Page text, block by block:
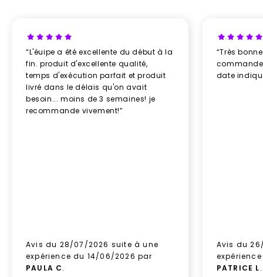
“L'éuipe a été excellente du début à la
fin. produit d'excellente qualité,
temps d'exécution parfait et produit
livré dans le délais qu'on avait
besoin... moins de 3 semaines! je
recommande vivement!”
Avis du 28/07/2026 suite à une
expérience du 14/06/2026 par
PAULA C.
“Très
date
Avis du
PATRICE L.